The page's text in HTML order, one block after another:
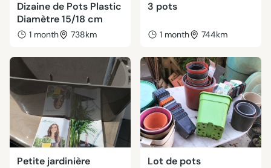
Dizaine de Pots Plastic
Diamètre 15/18 cm
1 month 738km
3 pots
1 month 744km
Petite jardinière Lot de pots